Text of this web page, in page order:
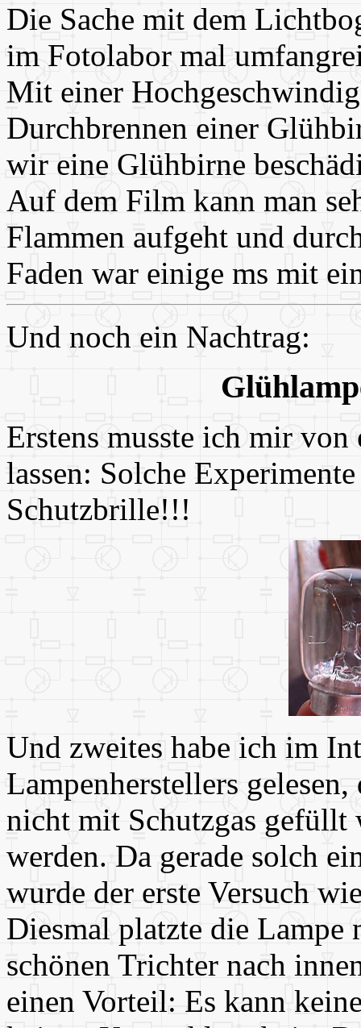
Die Sache mit dem
im Fotolabor mal
Mit einer
Durchbrennen einer
wir eine Glühbirne
Auf dem Film kann man
Flammen aufgeht und
Faden war einige ms mit
Und noch ein Nachtrag:
Erstens musste ich mir von
lassen: Solche
Schutzbrille!!!
Und zweites habe ich im
Lampenherstellers
nicht mit Schutzgas gefüllt
werden. Da gerade solch
wurde der erste Versuch
Diesmal platzte die
schönen Trichter nach
einen Vorteil: Es kann